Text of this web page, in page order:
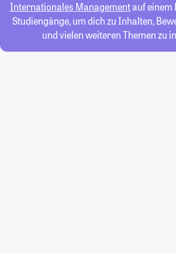
Internationales Managementauf einem
Studiengänge, um dich zu Inhalten,
und vielen weiteren Themen zu